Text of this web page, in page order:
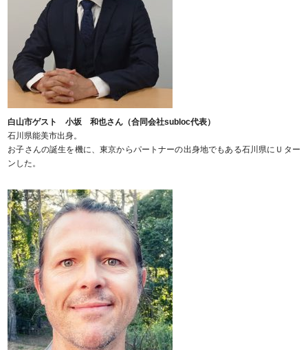
白山市ゲスト 小坂 和也さん（合同会社subloc代表）
石川県能美市出身。
お子さんの誕生を機に、東京からパートナーの出身地でもある石川県にＵター
ンした。